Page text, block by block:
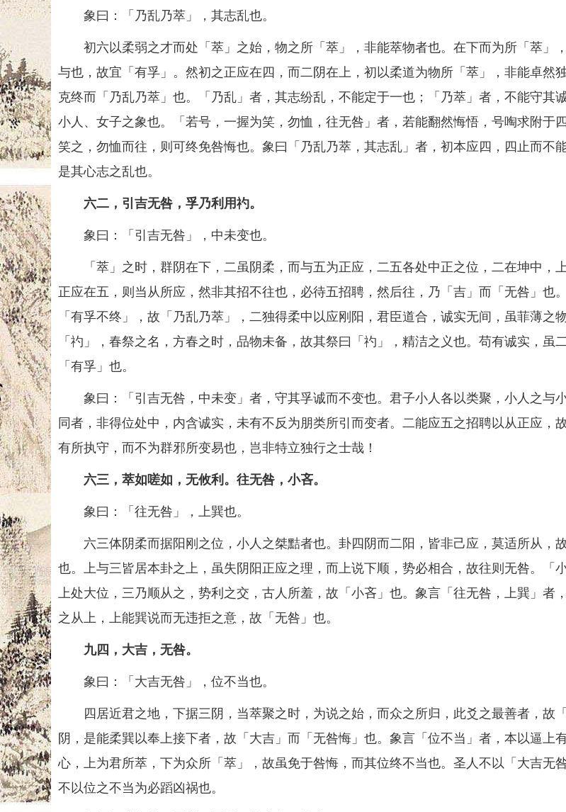
象曰：「乃乱乃萃」，其志乱也。
初六以柔弱之才而处「萃」之始，物之所「萃」，非能萃物者也。在下而为所「萃」
与也，故宜「有孚」。然初之正应在四，而二阴在上，初以柔道为物所「萃」，非能卓然
克终而「乃乱乃萃」也。「乃乱」者，其志纷乱，不能定于一也；「乃萃」者，不能守其
小人、女子之象也。「若号，一握为笑，勿恤，往无咎」者，若能翻然悔悟，号啕求附于
笑之，勿恤而往，则可终免咎悔也。象曰「乃乱乃萃，其志乱」者，初本应四，四止而不
是其心志之乱也。
六二，引吉无咎，孚乃利用礿。
象曰：「引吉无咎」，中未变也。
「萃」之时，群阴在下，二虽阴柔，而与五为正应，二五各处中正之位，二在坤中，
正应在五，则当从所应，然非其招不往也，必待五招聘，然后往，乃「吉」而「无咎」也
「有孚不终」，故「乃乱乃萃」，二独得柔中以应刚阳，君臣道合，诚实无间，虽菲薄之
「礿」，春祭之名，方春之时，品物未备，故其祭曰「礿」，精洁之义也。苟有诚实，虽
「有孚」也。
象曰：「引吉无咎，中未变」者，守其孚诚而不变也。君子小人各以类聚，小人之与
同者，非得位处中，内含诚实，未有不反为朋类所引而变者。二能应五之招聘以从正应，
有所执守，而不为群邪所变易也，岂非特立独行之士哉！
六三，萃如嗟如，无攸利。往无咎，小吝。
象曰：「往无咎」，上巽也。
六三体阴柔而据阳刚之位，小人之桀黠者也。卦四阴而二阳，皆非己应，莫适所从，故
也。上与三皆居本卦之上，虽失阴阳正应之理，而上说下顺，势必相合，故往则无咎。「
上处大位，三乃顺从之，势利之交，古人所羞，故「小吝」也。象言「往无咎，上巽」者
之从上，上能巽说而无违拒之意，故「无咎」也。
九四，大吉，无咎。
象曰：「大吉无咎」，位不当也。
四居近君之地，下据三阴，当萃聚之时，为说之始，而众之所归，此爻之最善者，故
阴，是能柔巽以奉上接下者，故「大吉」而「无咎悔」也。象言「位不当」者，本以逼上
心，上为君所萃，下为众所「萃」，故虽免于咎悔，而其位终不当也。圣人不以「大吉无
不以位之不当为必蹈凶祸也。